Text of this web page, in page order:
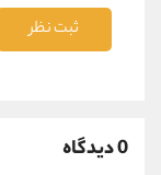
ثبت نظر
0 دیدگاه